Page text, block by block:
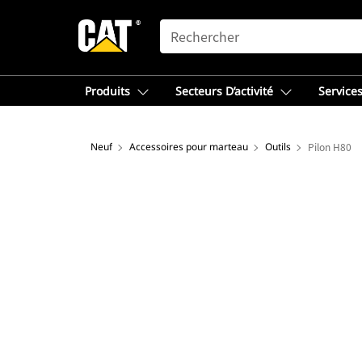
SEARCH
Produits Secteurs D’activité
Neuf Accessoires pour marteau Outils Pilon H80